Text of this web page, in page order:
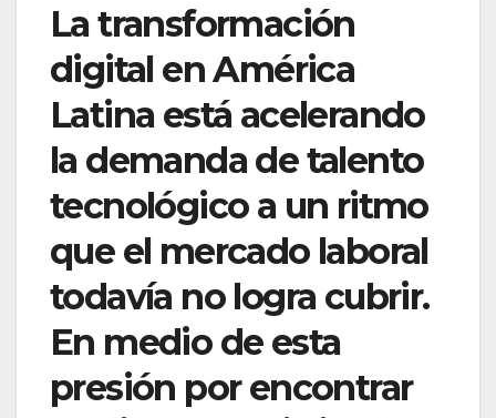
La transformación
digital en América
Latina está acelerando
la demanda de talento
tecnológico a un ritmo
que el mercado laboral
todavía no logra cubrir.
En medio de esta
presión por encontrar